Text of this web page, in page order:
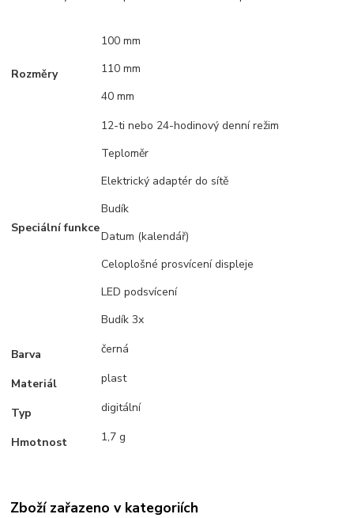
Rozměry
100 mm
110 mm
40 mm
Speciální funkce
12-ti nebo 24-hodinový denní režim
Teploměr
Elektrický adaptér do sítě
Budík
Datum (kalendář)
Celoplošné prosvícení displeje
LED podsvícení
Budík 3x
Barva černá
Materiál plast
Typ digitální
Hmotnost 1,7 g
Zboží zařazeno v kategoriích